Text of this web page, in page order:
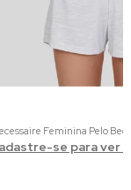
Feminina Pelo
se para ver